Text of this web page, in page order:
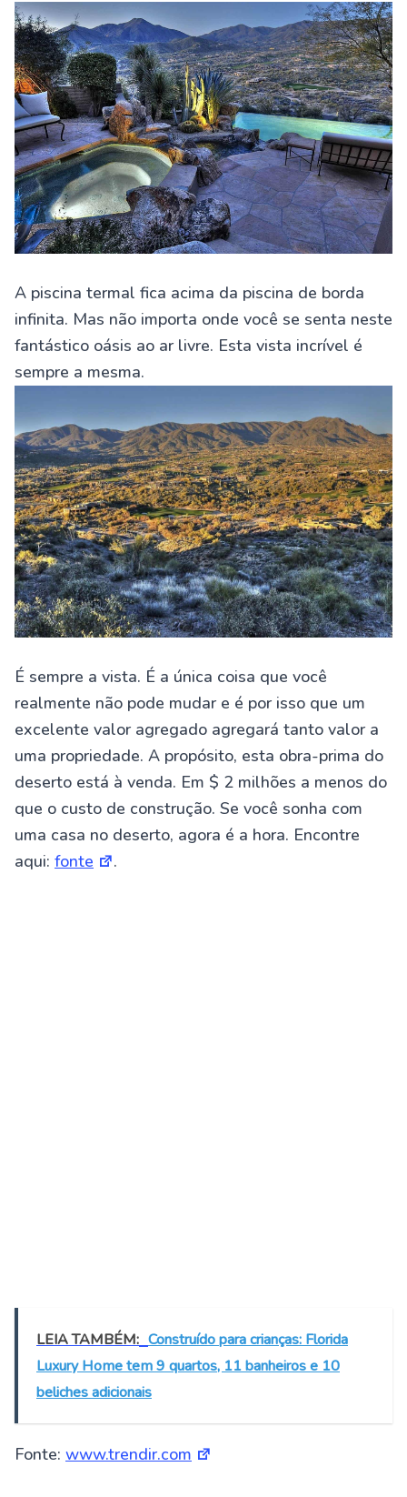
A piscina termal fica acima da piscina de borda
infinita. Mas não importa onde você se senta neste
fantástico oásis ao ar livre. Esta vista incrível é
sempre a mesma.
É sempre a vista. É a única coisa que você
realmente não pode mudar e é por isso que um
excelente valor agregado agregará tanto valor a
uma propriedade. A propósito, esta obra-prima do
deserto está à venda. Em $ 2 milhões a menos do
que o custo de construção. Se você sonha com
uma casa no deserto, agora é a hora. Encontre
aqui: fonte .
LEIA TAMBÉM: Construído para crianças: Florida
Luxury Home tem 9 quartos, 11 banheiros e 10
beliches adicionais
Fonte: www.trendir.com